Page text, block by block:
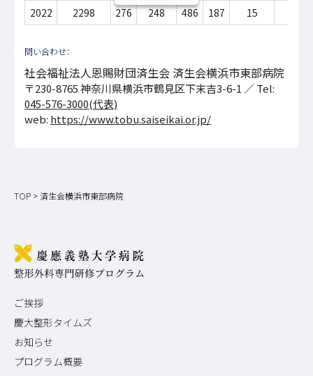
2022
2298 276 248 486 187 15
問い合わせ：
社会福祉法人恩賜財団済生会 済生会横浜市東部病院
〒230-8765 神奈川県横浜市鶴見区下末吉3-6-1 ／ Tel:
045-576-3000(代表)
web: https://www.tobu.saiseikai.or.jp/
TOP >済生会横浜市東部病院
ご挨拶
慶大整形タイムズ
お知らせ
プログラム概要